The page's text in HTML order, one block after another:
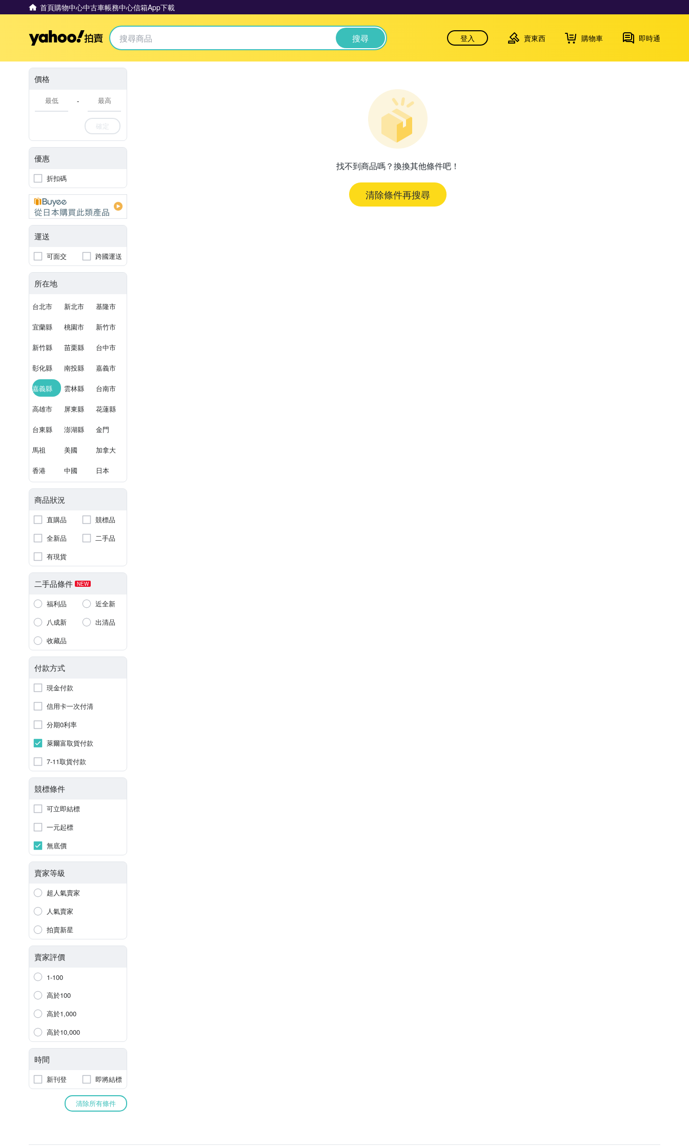
首頁購物中心中古車帳務中心信箱App下載
Yahoo拍賣 搜尋 登入 賣東西 購物車 即時通
價格
-
確定
優惠
折扣碼
運送
可面交 跨國運送
所在地
台北市 新北市 基隆市
宜蘭縣 桃園市 新竹市
新竹縣 苗栗縣 台中市
彰化縣 南投縣 嘉義市
嘉義縣 雲林縣 台南市
高雄市 屏東縣 花蓮縣
台東縣 澎湖縣 金門
馬祖 美國 加拿大
香港 中國 日本
商品狀況
直購品
競標品
全新品
二手品
有現貨
二手品條件 NEW
福利品
近全新
八成新
出清品
收藏品
付款方式
現金付款
信用卡一次付清
分期0利率
萊爾富取貨付款
7-11取貨付款
競標條件
可立即結標
一元起標
無底價
賣家等級
超人氣賣家
人氣賣家
拍賣新星
賣家評價
1-100
高於100
高於1,000
高於10,000
時間
新刊登 即將結標
清除所有條件
找不到商品嗎？換換其他條件吧！
清除條件再搜尋